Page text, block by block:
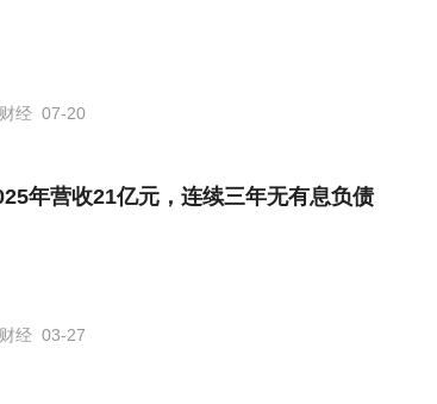
经 07-20
年营收21亿元，连续三年无有息负债
经 03-27